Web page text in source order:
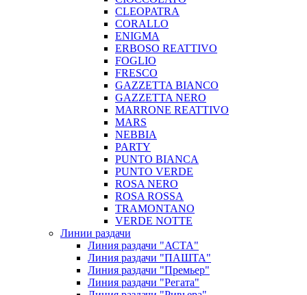
CLEOPATRA
CORALLO
ENIGMA
ERBOSO REATTIVO
FOGLIO
FRESCO
GAZZETTA BIANCO
GAZZETTA NERO
MARRONE REATTIVO
MARS
NEBBIA
PARTY
PUNTO BIANCA
PUNTO VERDE
ROSA NERO
ROSA ROSSA
TRAMONTANO
VERDE NOTTE
Линии раздачи
Линия раздачи "АСТА"
Линия раздачи "ПАШТА"
Линия раздачи "Премьер"
Линия раздачи "Регата"